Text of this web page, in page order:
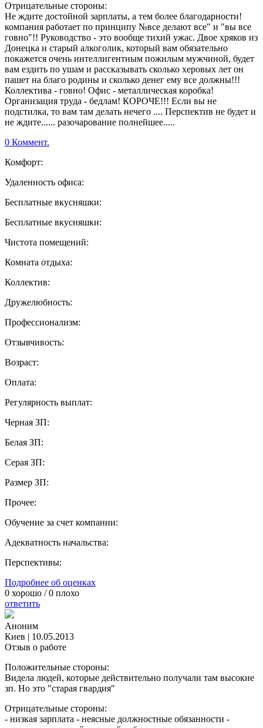
Отрицательные стороны:
Не ждите достойной зарплаты, а тем более благодарности!
компания работает по принципу №все делают все" и "вы все
говно"!! Руководство - это вообще тихий ужас. Двое хряков из
Донецка и старый алкоголик, который вам обязательно
покажется очень интеллигентным пожилым мужчиной, будет
вам ездить по ушам и рассказывать сколько херовых лет он
пашет на благо родины и сколько денег ему все должны!!!
Коллектива - говно! Офис - металлическая коробка!
Организация труда - бедлам! КОРОЧЕ!!! Если вы не
подстилка, то вам там делать нечего .... Перспектив не будет и
не ждите...... разочарование полнейшее.....
0 Коммент.
Комфорт:
Удаленность офиса:
Бесплатные вкусняшки:
Бесплатные вкусняшки:
Чистота помещений:
Комната отдыха:
Коллектив:
Дружелюбность:
Профессионализм:
Отзывчивость:
Возраст:
Оплата:
Регулярность выплат:
Черная ЗП:
Белая ЗП:
Серая ЗП:
Размер ЗП:
Прочее:
Обучение за счет компании:
Адекватность начальства:
Перспективы:
Подробнее об оценках
0 хорошо /0 плохо
ответить
Аноним
Киев | 10.05.2013
Отзыв о работе
Положительные стороны:
Видела людей, которые действительно получали там высокие
зп. Но это "старая гвардия"
Отрицательные стороны:
- низкая зарплата - неясные должностные обязанности -